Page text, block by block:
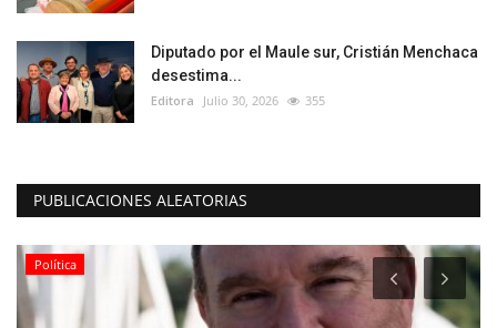
Diputado por el Maule sur, Cristián Menchaca
desestima...
Editora Julio 30, 2026 355
PUBLICACIONES ALEATORIAS
Política